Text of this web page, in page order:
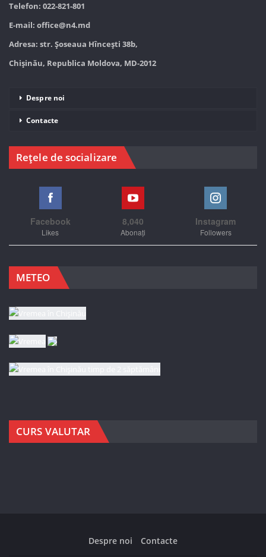
Telefon: 022-821-801
E-mail: office@n4.md
Adresa: str. Șoseaua Hînceşti 38b,
Chișinău, Republica Moldova, MD-2012
Despre noi
Contacte
Rețele de socializare
Facebook
Likes
8,040
Abonați
Instagram
Followers
METEO
CURS VALUTAR
Despre noi Contacte